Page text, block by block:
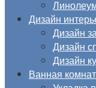
Дизайн
Дизайн
Дизайн
Дизайн
Ванная